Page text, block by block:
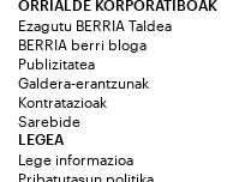
ORRIALDE KORPORATIBOAK
Ezagutu BERRIA Taldea
BERRIA berri bloga
Publizitatea
Galdera-erantzunak
Kontratazioak
Sarebide
LEGEA
Lege informazioa
Pribatutasun politika